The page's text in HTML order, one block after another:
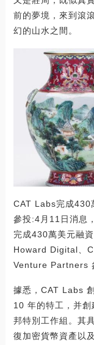
前的夢境，來到滾
幻的山水之間。
CAT Labs完成
參投:4月11日消息
完成430萬美元融
Howard Digital、
Venture Partners
據悉，CAT Labs
10 年的特工，并
邦特別工作組。其
復加密貨幣資產以